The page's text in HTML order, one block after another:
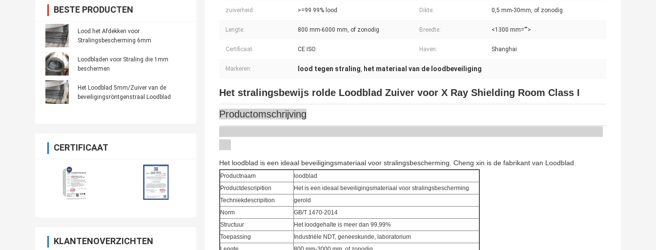
BESTE PRODUCTEN
Lood het Afdekken voor
Stralingsbescherming 6mm
Loodbladen voor Straling die 1mm
beschermen
Het Loodblad 5mm/Zuiver van de
beveiligingsröntgenstraal Loodblad
CERTIFICAAT
KLANTENOVERZICHTEN
zuiverheid: >=99.99% lood Dikte: 0,5 mm-30mm, of zonodig
Lengte: 800 mm-6000 mm, of zonodig Breedte: <1300 mm="">
Certificaat: CE ISO Haven: Shanghai
Markeren: lood tegen straling, het materiaal van de loodbeveiliging
Het stralingsbewijs rolde Loodblad Zuiver voor X Ray Shielding Room Class I
Productomschrijving
Het loodblad is een ideaal beveiligingsmateriaal voor stralingsbescherming. Cheng xin is de fabrikant van Loodblad.
Productnaam
loodblad
Productdescripition
Het is een ideaal beveiligingsmateriaal voor stralingsbescherming
Techniekdescripition
gerold
Norm
GB/T 1470-2014
Structuur
Het loodgehalte is meer dan 99,99%
Toepassing
Industriële NDT, geneeskunde, laboratorium